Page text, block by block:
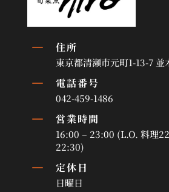
K 住所
東京都清瀬市元町1-13-7 並
K 電話番号
042-459-1486
K 営業時間
16:00 – 23:00 (L.O. 料理
22:30)
K 定休日
日曜日